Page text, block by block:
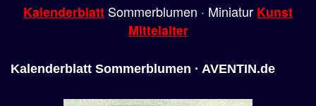
Kalenderblatt Sommerblumen · Miniatur Kunst
Mittelalter
Kalenderblatt Sommerblumen · AVENTIN.de